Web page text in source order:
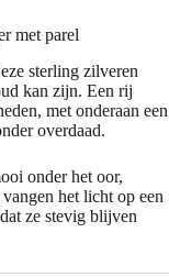
met parel
sterling zilveren
kan zijn. Een rij
met onderaan een
overdaad.
onder het oor,
het licht op een
ze stevig blijven